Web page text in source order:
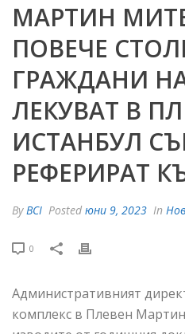
МАРТИН
ПОВЕЧЕ
ГРАЖДАНИ
ЛЕКУВАТ В
ИСТАНБУЛ
РЕФЕРИРАТ
ByBCI Posted юни 9, 2023 In
0
Административният
комплекс в Плевен